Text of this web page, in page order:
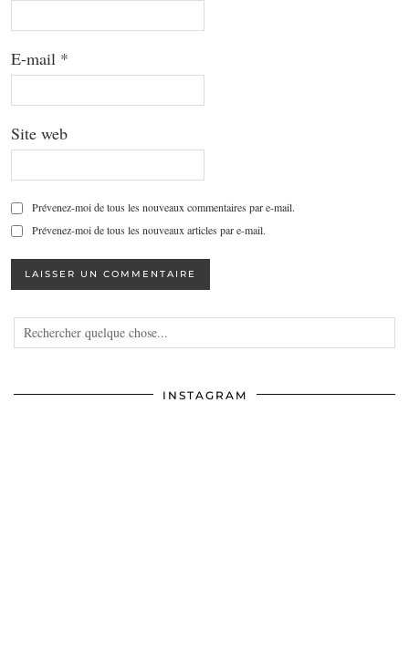
E-mail *
Site web
Prévenez-moi de tous les nouveaux commentaires par e-mail.
Prévenez-moi de tous les nouveaux articles par e-mail.
INSTAGRAM